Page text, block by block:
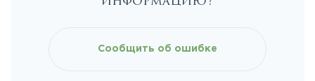
Сообщить об ошибке